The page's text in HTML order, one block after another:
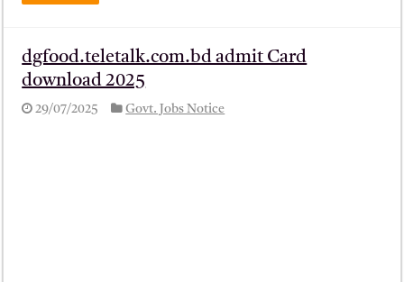
dgfood.teletalk.com.bd admit Card
download 2025
29/07/2025 Govt. Jobs Notice